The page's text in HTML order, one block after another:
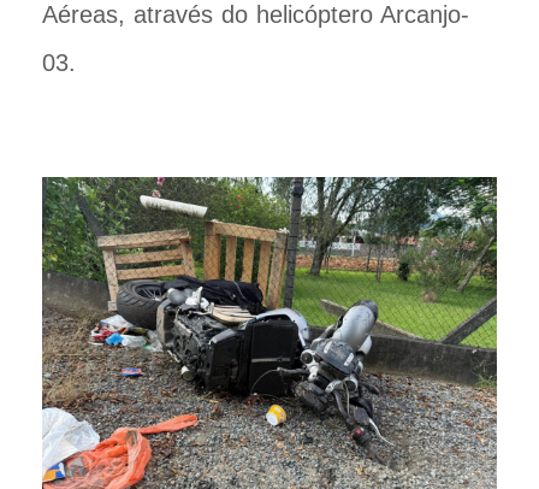
Aéreas, através do helicóptero Arcanjo-
03.